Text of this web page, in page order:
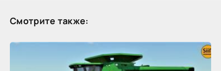
Смотрите также: